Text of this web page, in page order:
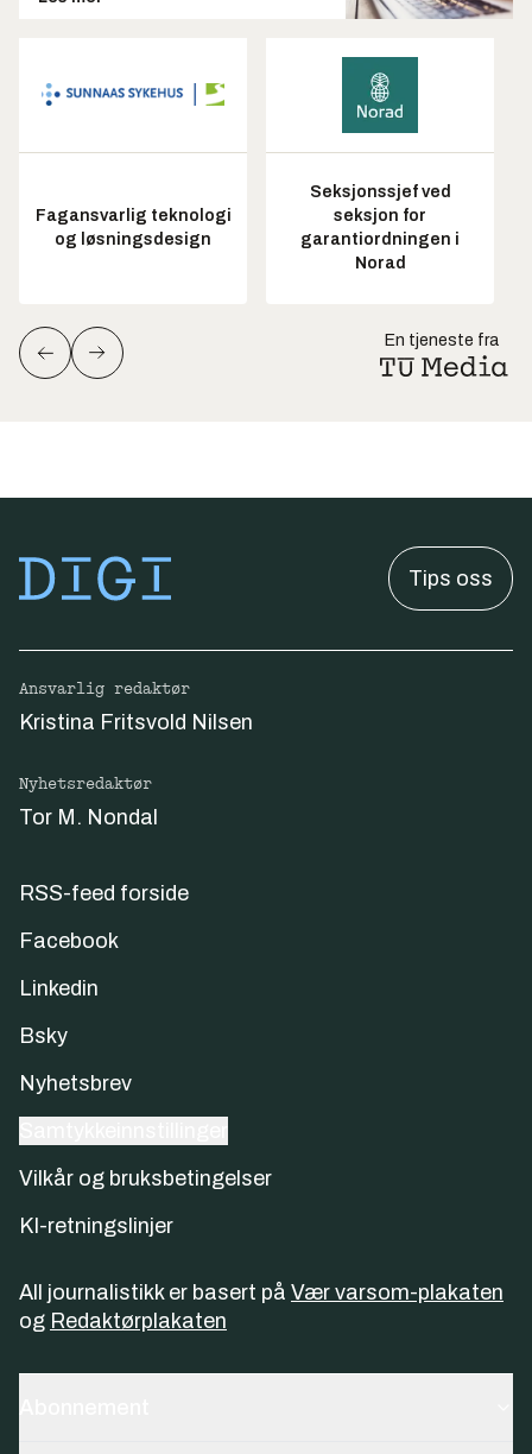
Fagansvarlig teknologi
og løsningsdesign
Seksjonssjef ved
seksjon for
garantiordningen i
Norad
En tjeneste fra
Tips oss
Ansvarlig redaktør
Kristina Fritsvold Nilsen
Nyhetsredaktør
Tor M. Nondal
RSS-feed forside
Facebook
Linkedin
Bsky
Nyhetsbrev
Vilkår og bruksbetingelser
KI-retningslinjer
All journalistikk er basert på Vær varsom-plakaten
og Redaktørplakaten